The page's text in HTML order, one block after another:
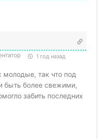
1 год назад
молодые, так что под
быть более свежими,
забить последних